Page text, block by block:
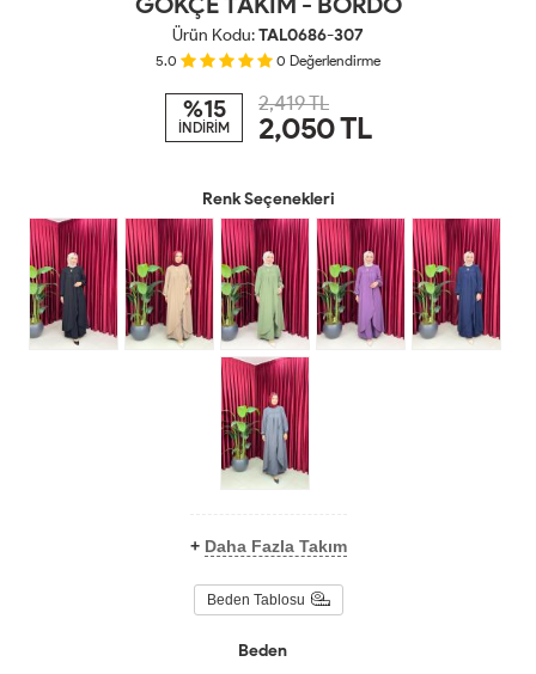
Ürün Kodu:TAL0686-307
5.0 0 Değerlendirme
%15
İNDİRİM
2,419 TL
2,050TL
Renk Seçenekleri
+ Daha Fazla Takım
Beden Tablosu
Beden